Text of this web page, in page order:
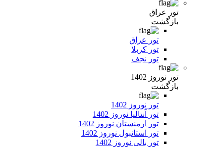
تور عراق
بازگشت
تور عراق
تور کربلا
تور نجف
تور نوروز 1402
بازگشت
تور نوروز 1402
تور آنتالیا نوروز 1402
تور ارمنستان نوروز 1402
تور استانبول نوروز 1402
تور بالی نوروز 1402